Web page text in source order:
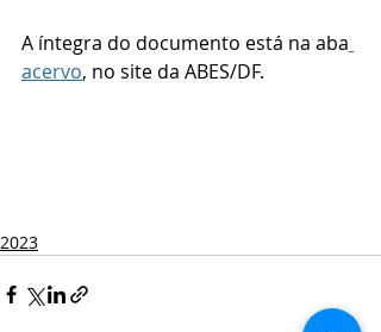
A íntegra do documento está na aba
acervo, no site da ABES/DF.
2023